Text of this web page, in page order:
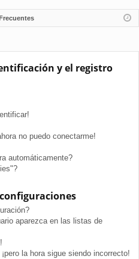
y el registro
no puedo conectarme!
automáticamente?
aparezca en las listas de
la hora sigue siendo incorrecto!